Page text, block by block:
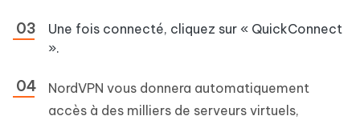
Une fois connecté, cliquez sur « QuickConnect
».
NordVPN vous donnera automatiquement
accès à des milliers de serveurs virtuels,